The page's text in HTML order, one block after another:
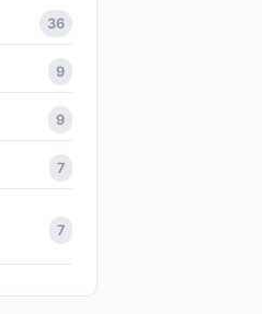
36
9
9
7
7